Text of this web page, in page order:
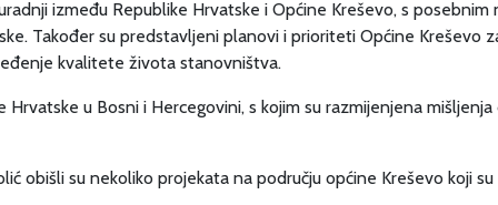
između Republike Hrvatske i Općine Kreševo, s
Također su predstavljeni planovi i prioriteti Općine Kreševo
kvalitete života stanovništva.
Hrvatske u Bosni i Hercegovini, s kojim su razmijenjena
obišli su nekoliko projekata na području općine Kreševo koji